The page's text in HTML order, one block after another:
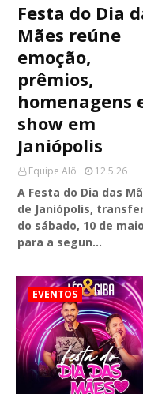
Festa do Dia
Mães reúne
emoção,
prêmios,
homenagens
show em
Janiópolis
Equipe Alô 12.5.26
A Festa do Dia das
de Janiópolis,
do sábado, 10 de
para a segun…
EVENTOS